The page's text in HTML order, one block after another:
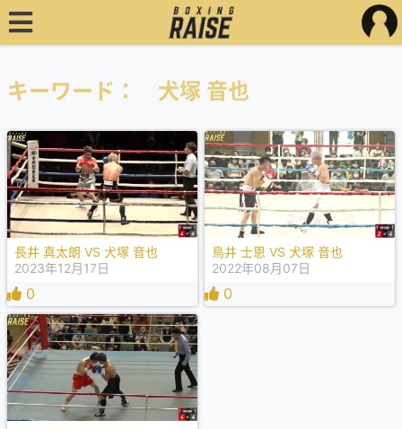
キーワード： 犬塚 音也
長井 真太朗 VS 犬塚 音也
2023年12月17日
0
鳥井 士恩 VS 犬塚 音也
2022年08月07日
0